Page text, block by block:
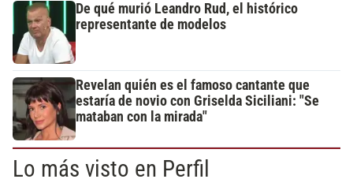
De qué murió Leandro Rud, el histórico
representante de modelos
Revelan quién es el famoso cantante que
estaría de novio con Griselda Siciliani: "Se
mataban con la mirada"
Lo más visto en Perfil